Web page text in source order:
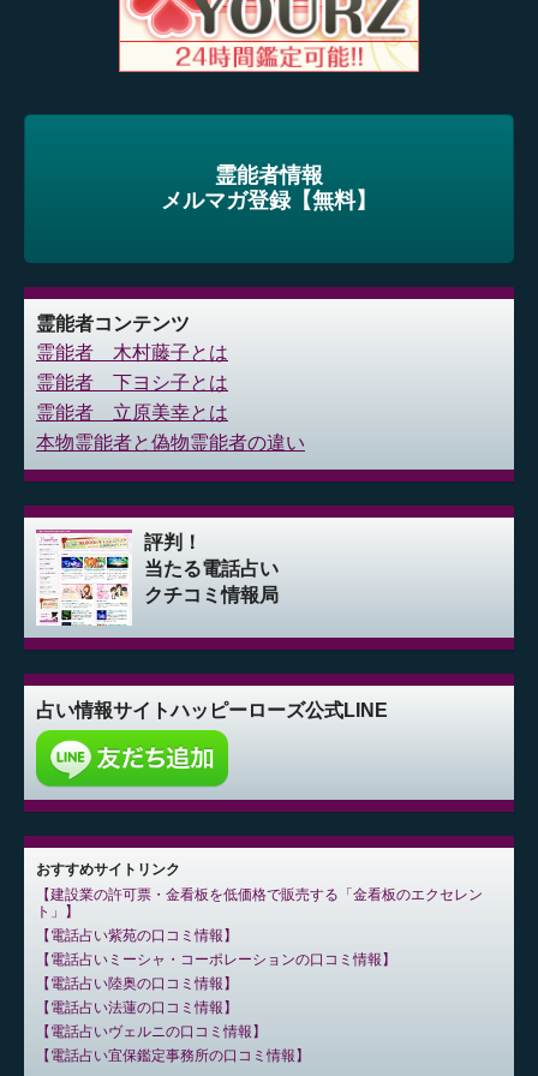
霊能者情報
メルマガ登録【無料】
霊能者コンテンツ
霊能者 木村藤子とは
霊能者 下ヨシ子とは
霊能者 立原美幸とは
本物霊能者と偽物霊能者の違い
評判！
当たる電話占い
クチコミ情報局
占い情報サイトハッピーローズ公式LINE
おすすめサイトリンク
建設業の許可票・金看板を低価格で販売する「金看板のエクセレン
ト」
電話占い紫苑の口コミ情報
電話占いミーシャ・コーポレーションの口コミ情報
電話占い陸奥の口コミ情報
電話占い法蓮の口コミ情報
電話占いヴェルニの口コミ情報
電話占い宜保鑑定事務所の口コミ情報